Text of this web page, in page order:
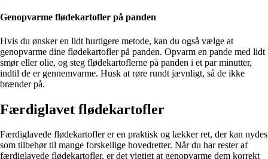
Genopvarme flødekartofler på panden
Hvis du ønsker en lidt hurtigere metode, kan du også vælge at
genopvarme dine flødekartofler på panden. Opvarm en pande med lidt
smør eller olie, og steg flødekartoflerne på panden i et par minutter,
indtil de er gennemvarme. Husk at røre rundt jævnligt, så de ikke
brænder på.
Færdiglavet flødekartofler
Færdiglavede flødekartofler er en praktisk og lækker ret, der kan nydes
som tilbehør til mange forskellige hovedretter. Når du har rester af
færdiglavede flødekartofler, er det vigtigt at genopvarme dem korrekt